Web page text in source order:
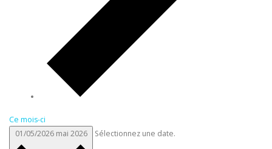
Ce mois-ci
01/05/2026 mai 2026 Sélectionnez une date.